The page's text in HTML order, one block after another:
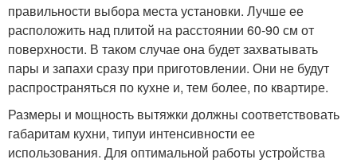
правильности выбора места установки. Лучше ее
расположить над плитой на расстоянии 60-90 см от
поверхности. В таком случае она будет захватывать
пары и запахи сразу при приготовлении. Они не будут
распространяться по кухне и, тем более, по квартире.
Размеры и мощность вытяжки должны соответствовать
габаритам кухни, типуи интенсивности ее
использования. Для оптимальной работы устройства